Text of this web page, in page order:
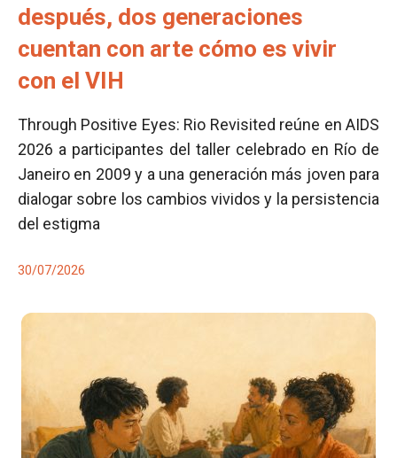
después, dos generaciones
cuentan con arte cómo es vivir
con el VIH
Through Positive Eyes: Rio Revisited reúne en AIDS
2026 a participantes del taller celebrado en Río de
Janeiro en 2009 y a una generación más joven para
dialogar sobre los cambios vividos y la persistencia
del estigma
30/07/2026